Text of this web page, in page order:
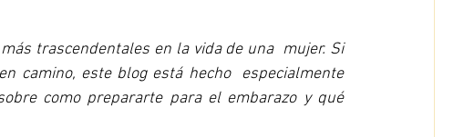
trascendentales en la vida de una  mujer. Si
camino, este blog está hecho  especialmente
como prepararte para el embarazo y qué